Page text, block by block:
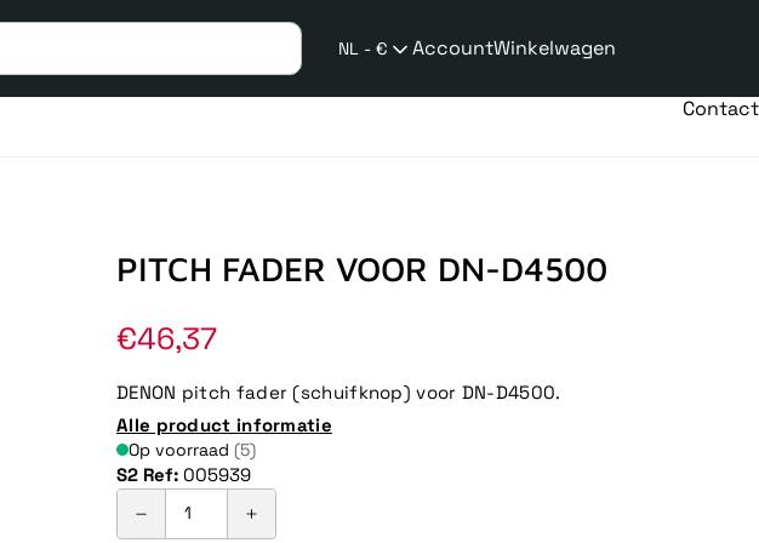
NL - €
taalwijziging
AccountWinkelwagen
Contact
PITCH FADER VOOR DN-D4500
Normale
prijs
€46,37
DENON pitch fader (schuifknop) voor DN-D4500.
Alle product informatie
Op voorraad (5)
S2 Ref: 005939